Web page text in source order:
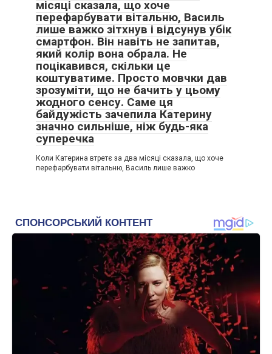
місяці сказала, що хоче
перефарбувати вітальню, Василь
лише важко зітхнув і відсунув убік
смартфон. Він навіть не запитав,
який колір вона обрала. Не
поцікавився, скільки це
коштуватиме. Просто мовчки дав
зрозуміти, що не бачить у цьому
жодного сенсу. Саме ця
байдужість зачепила Катерину
значно сильніше, ніж будь-яка
суперечка
Коли Катерина втретє за два місяці сказала, що хоче
перефарбувати вітальню, Василь лише важко